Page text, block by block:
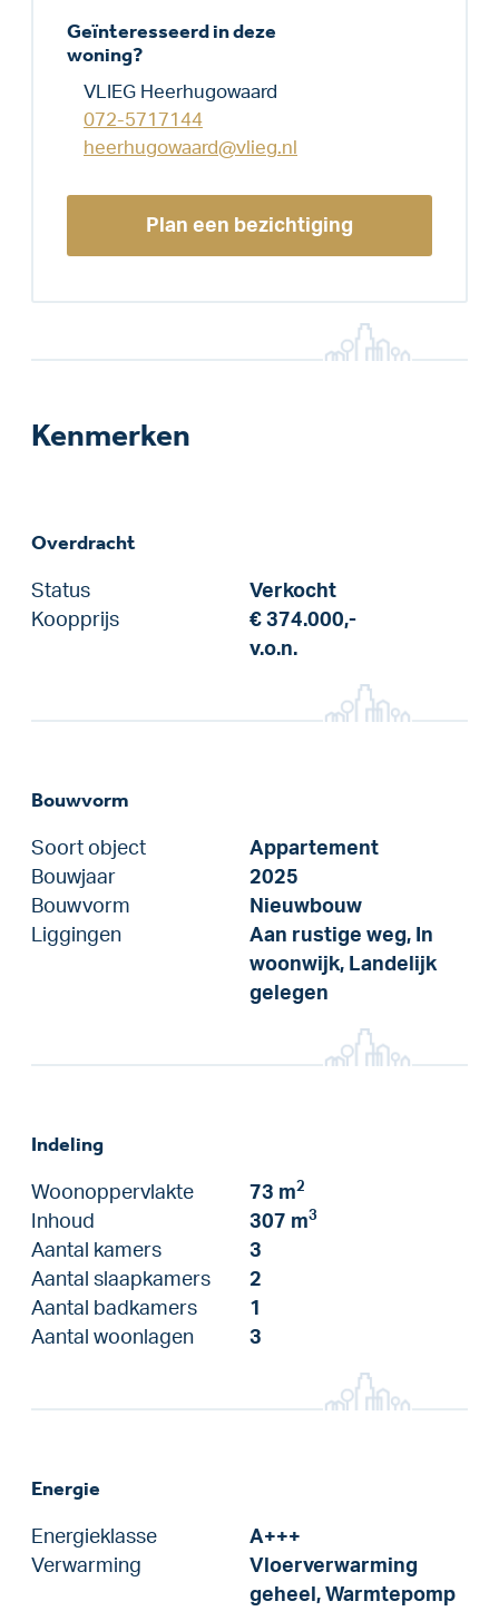
Geïnteresseerd in deze
woning?
VLIEG Heerhugowaard
072-5717144
heerhugowaard@vlieg.nl
Plan een bezichtiging
Kenmerken
Overdracht
Status
Verkocht
Koopprijs
€ 374.000,-
v.o.n.
Bouwvorm
Soort object
Appartement
Bouwjaar
2025
Bouwvorm
Nieuwbouw
Liggingen
Aan rustige weg, In
woonwijk, Landelijk
gelegen
Indeling
Woonoppervlakte 73 m2
Inhoud 307 m3
Aantal kamers
3
Aantal slaapkamers
2
Aantal badkamers
1
Aantal woonlagen
3
Energie
Energieklasse
A+++
Verwarming
Vloerverwarming
geheel, Warmtepomp